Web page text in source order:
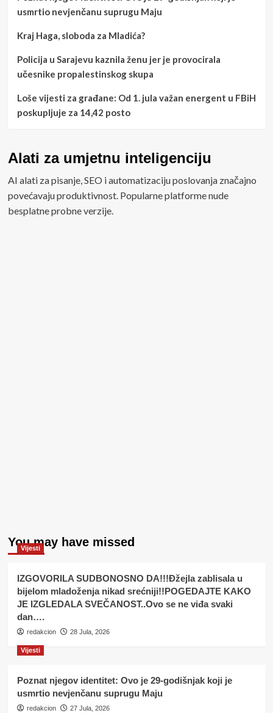
usmrtio nevjenčanu suprugu Maju
Kraj Haga, sloboda za Mladića?
Policija u Sarajevu kaznila ženu jer je provocirala
učesnike propalestinskog skupa
Loše vijesti za građane: Od 1. jula važan energent u FBiH
poskupljuje za 14,42 posto
Alati za umjetnu inteligenciju
AI alati za pisanje, SEO i automatizaciju poslovanja značajno
povećavaju produktivnost. Popularne platforme nude
besplatne probne verzije.
You may have missed
Vijesti
IZGOVORILA SUDBONOSNO DA!!!Đžejla zablisala u
bijelom mladoženja nikad srećniji!!POGEDAJTE KAKO
JE IZGLEDALA SVEČANOST..Ovo se ne viđa svaki
dan….
redakcion 28 Jula, 2026
Vijesti
Poznat njegov identitet: Ovo je 29-godišnjak koji je
usmrtio nevjenčanu suprugu Maju
redakcion 27 Jula, 2026